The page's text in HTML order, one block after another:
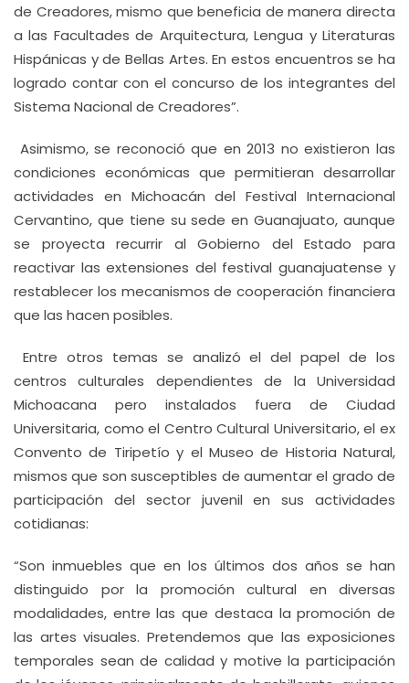
de Creadores, mismo que beneficia de manera directa
a las Facultades de Arquitectura, Lengua y Literaturas
Hispánicas y de Bellas Artes. En estos encuentros se ha
logrado contar con el concurso de los integrantes del
Sistema Nacional de Creadores”.
Asimismo, se reconoció que en 2013 no existieron las
condiciones económicas que permitieran desarrollar
actividades en Michoacán del Festival Internacional
Cervantino, que tiene su sede en Guanajuato, aunque
se proyecta recurrir al Gobierno del Estado para
reactivar las extensiones del festival guanajuatense y
restablecer los mecanismos de cooperación financiera
que las hacen posibles.
Entre otros temas se analizó el del papel de los
centros culturales dependientes de la Universidad
Michoacana pero instalados fuera de Ciudad
Universitaria, como el Centro Cultural Universitario, el ex
Convento de Tiripetío y el Museo de Historia Natural,
mismos que son susceptibles de aumentar el grado de
participación del sector juvenil en sus actividades
cotidianas:
“Son inmuebles que en los últimos dos años se han
distinguido por la promoción cultural en diversas
modalidades, entre las que destaca la promoción de
las artes visuales. Pretendemos que las exposiciones
temporales sean de calidad y motive la participación